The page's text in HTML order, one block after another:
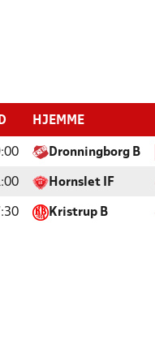
HJEMME
Dronningborg B
Hornslet IF
Kristrup B